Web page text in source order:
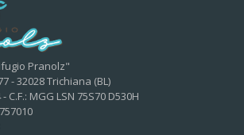
Pranolz"
- 32028 Trichiana (BL)
C.F.: MGG LSN 75S70 D530H